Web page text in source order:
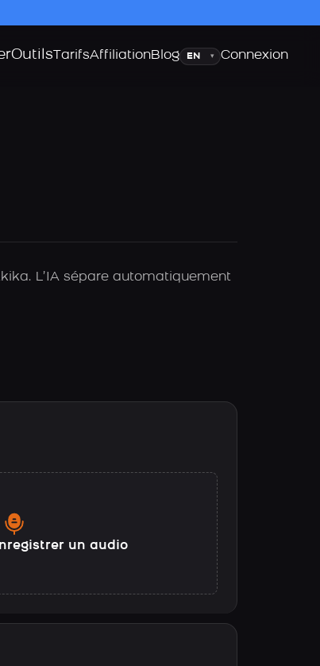
Outils TarifsAffiliationBlogLangue
▾ Connexion
L’IA sépare automatiquement
un audio